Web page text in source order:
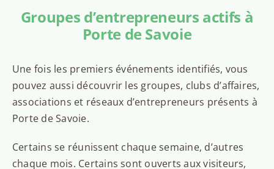
Groupes d’entrepreneurs actifs à
Porte de Savoie
Une fois les premiers événements identifiés, vous
pouvez aussi découvrir les groupes, clubs d’affaires,
associations et réseaux d’entrepreneurs présents à
Porte de Savoie.
Certains se réunissent chaque semaine, d’autres
chaque mois. Certains sont ouverts aux visiteurs,